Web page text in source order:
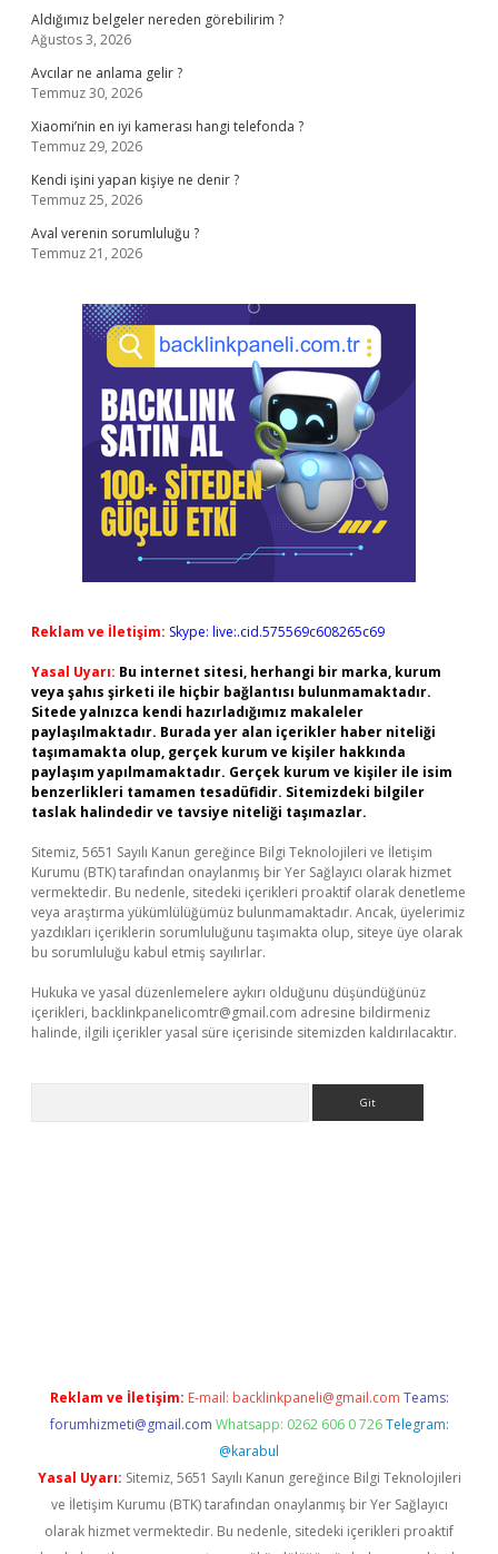
Aldığımız belgeler nereden görebilirim ?
Ağustos 3, 2026
Avcılar ne anlama gelir ?
Temmuz 30, 2026
Xiaomi’nin en iyi kamerası hangi telefonda ?
Temmuz 29, 2026
Kendi işini yapan kişiye ne denir ?
Temmuz 25, 2026
Aval verenin sorumluluğu ?
Temmuz 21, 2026
Reklam ve İletişim: Skype: live:.cid.575569c608265c69
Yasal Uyarı: Bu internet sitesi, herhangi bir marka, kurum
veya şahıs şirketi ile hiçbir bağlantısı bulunmamaktadır.
Sitede yalnızca kendi hazırladığımız makaleler
paylaşılmaktadır. Burada yer alan içerikler haber niteliği
taşımamakta olup, gerçek kurum ve kişiler hakkında
paylaşım yapılmamaktadır. Gerçek kurum ve kişiler ile isim
benzerlikleri tamamen tesadüfidir. Sitemizdeki bilgiler
taslak halindedir ve tavsiye niteliği taşımazlar.
Sitemiz, 5651 Sayılı Kanun gereğince Bilgi Teknolojileri ve İletişim
Kurumu (BTK) tarafından onaylanmış bir Yer Sağlayıcı olarak hizmet
vermektedir. Bu nedenle, sitedeki içerikleri proaktif olarak denetleme
veya araştırma yükümlülüğümüz bulunmamaktadır. Ancak, üyelerimiz
yazdıkları içeriklerin sorumluluğunu taşımakta olup, siteye üye olarak
bu sorumluluğu kabul etmiş sayılırlar.
Hukuka ve yasal düzenlemelere aykırı olduğunu düşündüğünüz
içerikleri, backlinkpanelicomtr@gmail.com adresine bildirmeniz
halinde, ilgili içerikler yasal süre içerisinde sitemizden kaldırılacaktır.
Reklam ve İletişim: E-mail: backlinkpaneli@gmail.com Teams:
forumhizmeti@gmail.com Whatsapp: 0262 606 0 726 Telegram:
@karabul
Yasal Uyarı: Sitemiz, 5651 Sayılı Kanun gereğince Bilgi Teknolojileri
ve İletişim Kurumu (BTK) tarafından onaylanmış bir Yer Sağlayıcı
olarak hizmet vermektedir. Bu nedenle, sitedeki içerikleri proaktif